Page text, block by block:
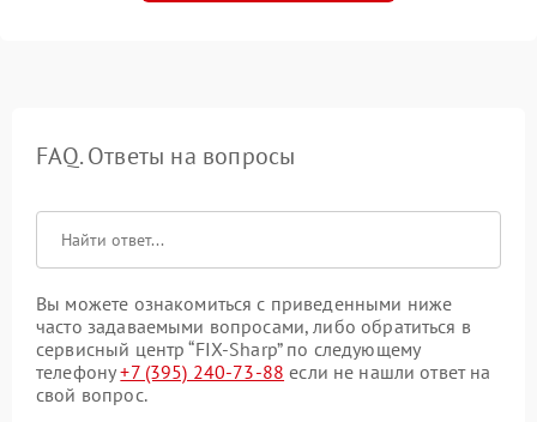
FAQ. Ответы на вопросы
Вы можете ознакомиться с приведенными ниже
часто задаваемыми вопросами, либо обратиться в
сервисный центр “FIX-Sharp” по следующему
телефону+7 (395) 240-73-88 если не нашли ответ на
свой вопрос.